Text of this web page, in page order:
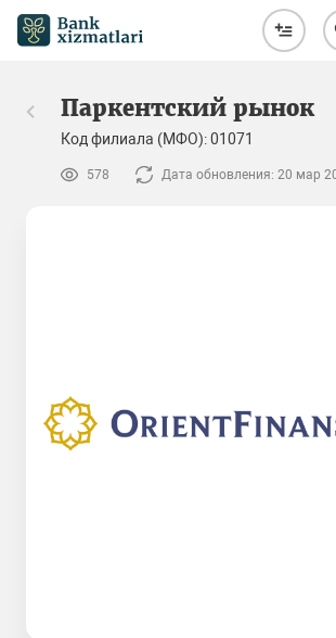
Паркентский рынок
Код филиала (МФО): 01071
578 Дата обновления: 20 мар